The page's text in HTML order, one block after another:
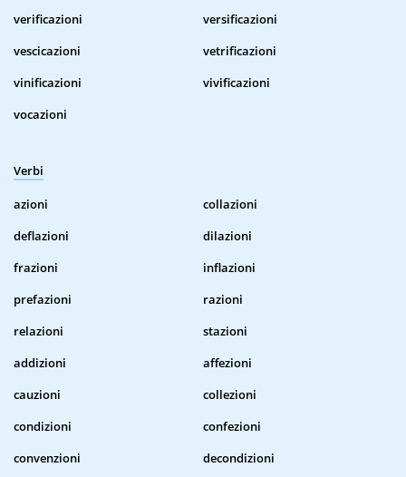
verificazioni
versificazioni
vescicazioni
vetrificazioni
vinificazioni
vivificazioni
vocazioni
Verbi
azioni
collazioni
deflazioni
dilazioni
frazioni
inflazioni
prefazioni
razioni
relazioni
stazioni
addizioni
affezioni
cauzioni
collezioni
condizioni
confezioni
convenzioni
decondizioni